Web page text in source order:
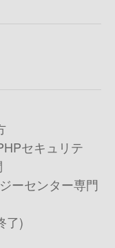
セキュリテ
ーセンター専門
了)